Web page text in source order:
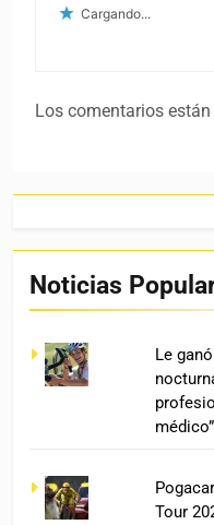
Cargando...
Los comentarios están
Noticias
Le
médico”
Tour